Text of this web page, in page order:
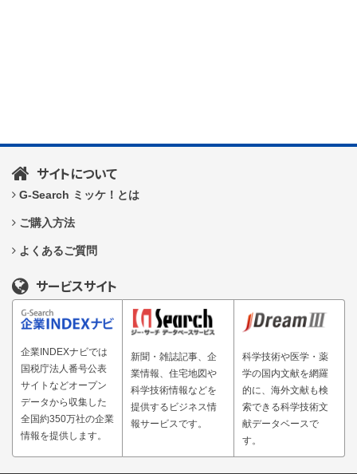
サイトについて
G-Search ミッケ！とは
ご購入方法
よくあるご質問
サービスサイト
企業INDEXナビでは
国税庁法人番号公表
サイトなどオープン
データから収集した
全国約350万社の企業
情報を提供します。
新聞・雑誌記事、企
業情報、住宅地図や
科学技術情報などを
提供するビジネス情
報サービスです。
科学技術や医学・薬
学の国内文献を網羅
的に、海外文献も検
索できる科学技術文
献データベースで
す。